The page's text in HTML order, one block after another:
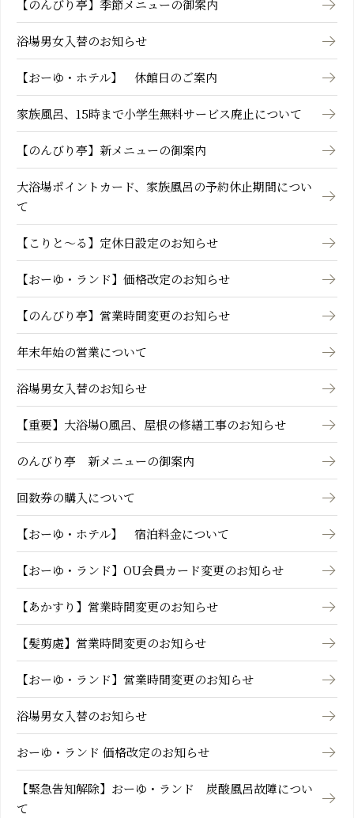
【のんびり亭】季節メニューの御案内
浴場男女入替のお知らせ
【おーゆ・ホテル】 休館日のご案内
家族風呂、15時まで小学生無料サービス廃止について
【のんびり亭】新メニューの御案内
大浴場ポイントカード、家族風呂の予約休止期間につい
て
【こりと～る】定休日設定のお知らせ
【おーゆ・ランド】価格改定のお知らせ
【のんびり亭】営業時間変更のお知らせ
年末年始の営業について
浴場男女入替のお知らせ
【重要】大浴場O風呂、屋根の修繕工事のお知らせ
のんびり亭 新メニューの御案内
回数券の購入について
【おーゆ・ホテル】 宿泊料金について
【おーゆ・ランド】OU会員カード変更のお知らせ
【あかすり】営業時間変更のお知らせ
【髪剪處】営業時間変更のお知らせ
【おーゆ・ランド】営業時間変更のお知らせ
浴場男女入替のお知らせ
おーゆ・ランド 価格改定のお知らせ
【緊急告知解除】おーゆ・ランド 炭酸風呂故障につい
て